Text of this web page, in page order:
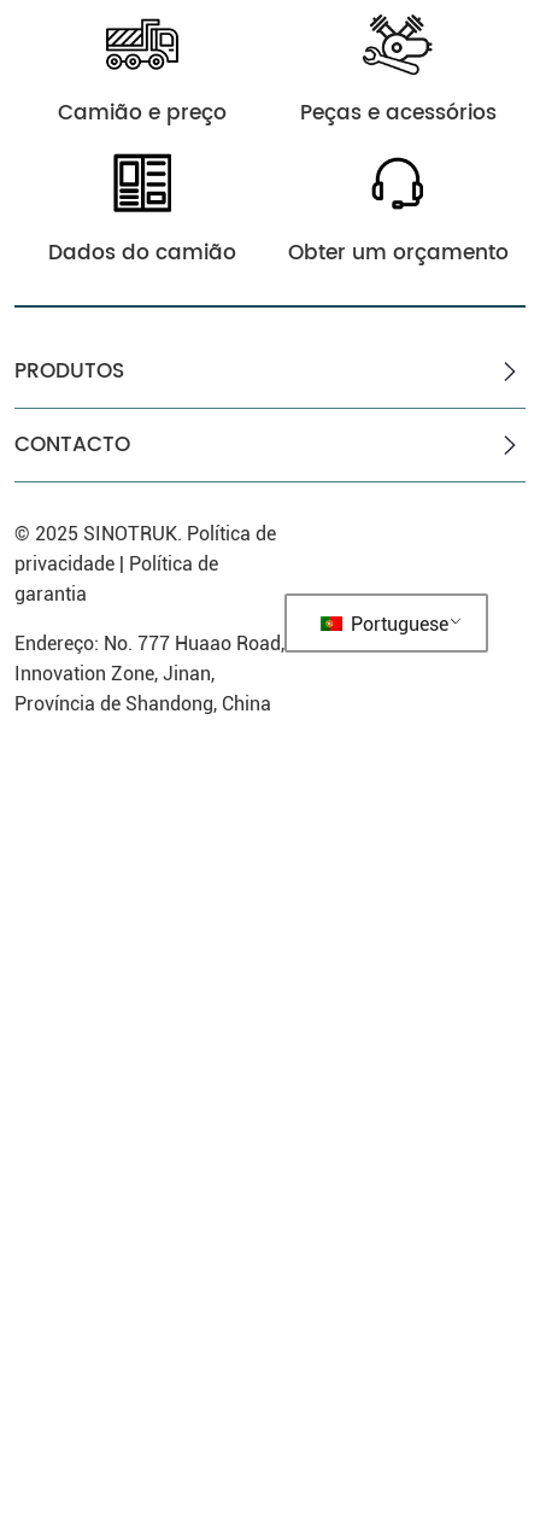
Camião e preço Peças e acessórios
Dados do camião Obter um orçamento
PRODUTOS
CONTACTO
© 2025 SINOTRUK. Política de
privacidade| Política de
garantia
Endereço: No. 777 Huaao Road,
Innovation Zone, Jinan,
Província de Shandong, China
Portuguese